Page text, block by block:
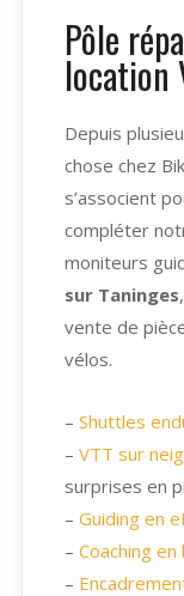
Pôle
location
Depuis
chose chez
s’associent
compléter
moniteurs
sur Taninges
vente de
vélos.
– Shuttles
– VTT sur
surprises en
– Guiding en
– Coaching
–